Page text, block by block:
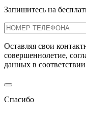
Запишитесь на
Оставляя свои
совершеннолетие,
данных в
Спасибо